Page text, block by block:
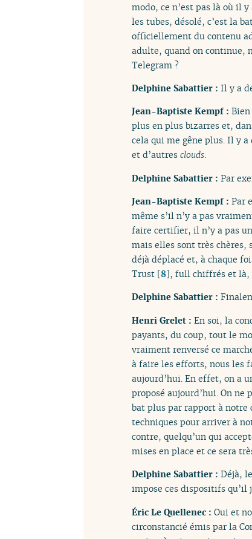
modo, ce n’est pas là où il
les tubes, désolé, c’est la
officiellement du contenu
adulte, quand on continue,
Telegram ?
Delphine Sabattier : Il y a
Jean-Baptiste Kempf :
plus en plus bizarres et,
cela qui me gêne plus. Il y
et d’autres clouds.
Delphine Sabattier : Par
Jean-Baptiste Kempf : Par
même s’il n’y a pas
faire certifier, il n’y a pas
mais elles sont très chères,
déjà déplacé et, à chaque
Trust [8], full chiffrés et là,
Delphine Sabattier :
Henri Grelet : En soi, la
payants, du coup, tout le
vraiment renversé ce
à faire les efforts, nous les
aujourd’hui. En effet, on a
proposé aujourd’hui. On ne
bat plus par rapport à notre
techniques pour arriver à
contre, quelqu’un qui
mises en place et ce sera
Delphine Sabattier : Déjà,
impose ces dispositifs qu’il
Éric Le Quellenec : Oui et
circonstancié émis par la